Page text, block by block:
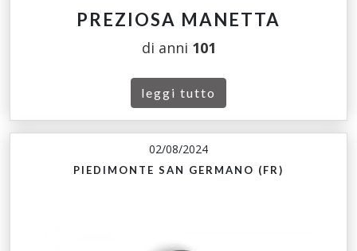
PREZIOSA MANETTA
di anni 101
leggi tutto
02/08/2024
PIEDIMONTE SAN GERMANO (FR)